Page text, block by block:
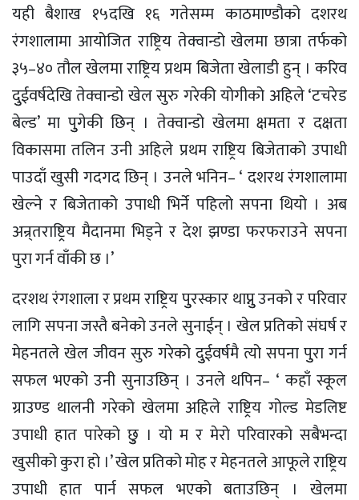
यही बैशाख १५दखि १६ गतेसम्म काठमाण्डौको दशरथ
रंगशालामा आयोजित राष्ट्रिय तेक्वान्डो खेलमा छात्रा तर्फको
३५–४० तौल खेलमा राष्ट्रिय प्रथम बिजेता खेलाडी हुन् । करिव
दुुईवर्षदेखि तेक्वान्डो खेल सुरु गरेकी योगीको अहिले ‘टचरेड
बेल्ड’ मा पुुगेकी छिन् । तेक्वान्डो खेलमा क्षमता र दक्षता
विकासमा तलिन उनी अहिले प्रथम राष्ट्रिय बिजेताको उपाधी
पाउदाँ खुसी गदगद छिन् । उनले भनिन– ‘ दशरथ रंगशालामा
खेल्ने र बिजेताको उपाधी भिर्ने पहिलो सपना थियो । अब
अन्र्तराष्ट्रिय मैदानमा भिड्ने र देश झण्डा फरफराउने सपना
पुरा गर्न वाँकी छ ।’
दरशथ रंगशाला र प्रथम राष्ट्रिय पुुरस्कार थाप्नुु उनको र परिवार
लागि सपना जस्तै बनेको उनले सुनाईन् । खेल प्रतिको संघर्ष र
मेहनतले खेल जीवन सुरु गरेको दुुईवर्षमै त्यो सपना पुुरा गर्न
सफल भएको उनी सुनाउछिन् । उनले थपिन– ‘ कहाँ स्कूल
ग्राउण्ड थालनी गरेको खेलमा अहिले राष्ट्रिय गोल्ड मेडलिष्ट
उपाधी हात पारेको छुु । यो म र मेरो परिवारको सबैभन्दा
खुसीको कुरा हो ।’ खेल प्रतिको मोह र मेहनतले आफूले राष्ट्रिय
उपाधी हात पार्न सफल भएको बताउछिन् । खेलमा